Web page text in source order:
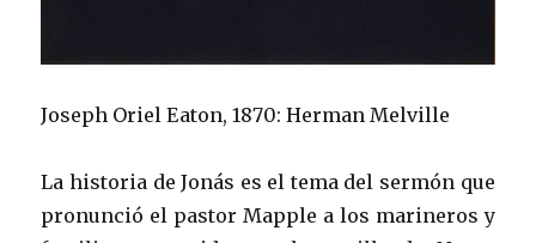
Joseph Oriel Eaton, 1870: Herman Melville
La historia de Jonás es el tema del sermón que
pronunció el pastor Mapple a los marineros y